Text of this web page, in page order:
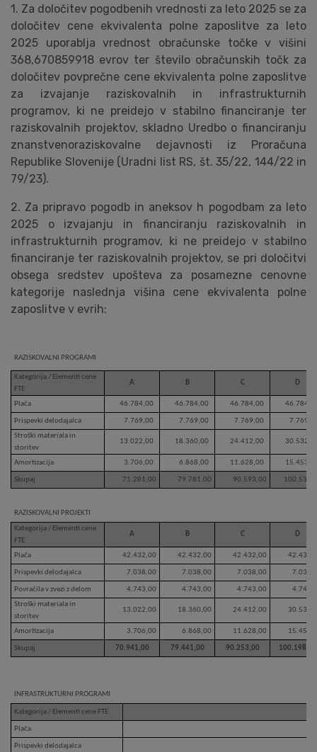
1. Za določitev pogodbenih vrednosti za leto 2025 se za
določitev cene ekvivalenta polne zaposlitve za leto
2025 uporablja vrednost obračunske točke v višini
368,670859918 evrov ter število obračunskih točk za
določitev povprečne cene ekvivalenta polne zaposlitve
za izvajanje raziskovalnih in infrastrukturnih
programov, ki ne preidejo v stabilno financiranje ter
raziskovalnih projektov, skladno Uredbo o financiranju
znanstvenoraziskovalne dejavnosti iz Proračuna
Republike Slovenije (Uradni list RS, št. 35/22, 144/22 in
79/23).
2. Za pripravo pogodb in aneksov h pogodbam za leto
2025 o izvajanju in financiranju raziskovalnih in
infrastrukturnih programov, ki ne preidejo v stabilno
financiranje ter raziskovalnih projektov, se pri določitvi
obsega sredstev upošteva za posamezne cenovne
kategorije naslednja višina cene ekvivalenta polne
zaposlitve v evrih:
RAZISKOVALNI PROGRAMI
Kategorija / Elementi cene
FTE
A B C D
Plača 46.784,00 46.784,00 46.784,00
Prispevki delodajalca 7.769,00 7.769,00 7.769,00
Stroški materiala in
storitev
13.022,00 18.360,00 24.412,00
Amortizacija 3.706,00 6.868,00 11.628,00
Skupaj 71.281,00 79.781,00 90.593,00
RAZISKOVALNI PROJEKTI
Kategorija / Elementi cene
FTE
A B C D
Plača 42.432,00 42.432,00 42.432,00
Prispevki delodajalca 7.038,00 7.038,00 7.038,00
Povračila v zvezi z delom 4.743,00 4.743,00 4.743,00
Stroški materiala in
storitev
13.022,00 18.360,00 24.412,00
Amortizacija 3.706,00 6.868,00 11.628,00
Skupaj 70.941,00 79.441,00 90.253,00 100.198,00
INFRASTRUKTURNI PROGRAMI
Kategorija / Elementi cene FTE
Plača
Prispevki delodajalca